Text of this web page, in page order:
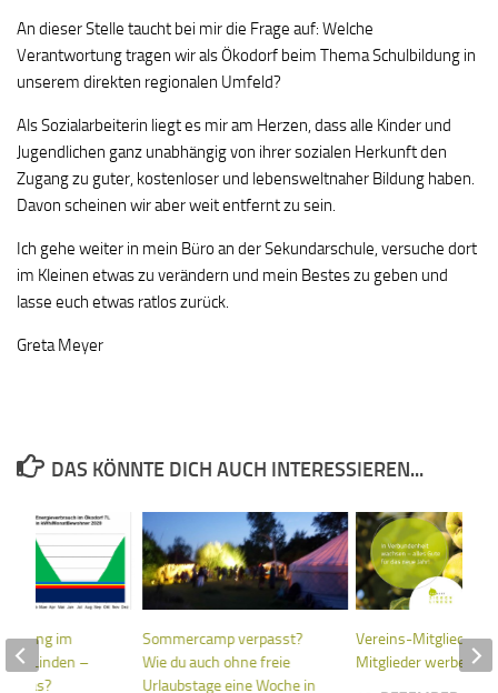
An dieser Stelle taucht bei mir die Frage auf: Welche
Verantwortung tragen wir als Ökodorf beim Thema Schulbildung in
unserem direkten regionalen Umfeld?
Als Sozialarbeiterin liegt es mir am Herzen, dass alle Kinder und
Jugendlichen ganz unabhängig von ihrer sozialen Herkunft den
Zugang zu guter, kostenloser und lebensweltnaher Bildung haben.
Davon scheinen wir aber weit entfernt zu sein.
Ich gehe weiter in mein Büro an der Sekundarschule, versuche dort
im Kleinen etwas zu verändern und mein Bestes zu geben und
lasse euch etwas ratlos zurück.
Greta Meyer
DAS KÖNNTE DICH AUCH INTERESSIEREN...
Sommercamp verpasst?
Wie du auch ohne freie
Urlaubstage eine Woche in
Vereins-Mitglied
Mitglieder werben
im
Linden –
das?